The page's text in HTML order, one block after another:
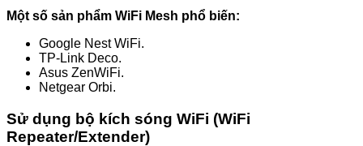
Một số sản phẩm WiFi Mesh phổ biến:
Google Nest WiFi.
TP-Link Deco.
Asus ZenWiFi.
Netgear Orbi.
Sử dụng bộ kích sóng WiFi (WiFi
Repeater/Extender)